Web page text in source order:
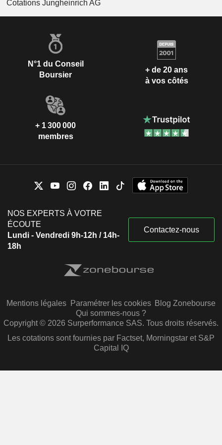
Cotations Jungheinrich AG
N°1 du Conseil
Boursier
+ de 20 ans
à vos côtés
+ 1 300 000
membres
NOS EXPERTS À VOTRE
ÉCOUTE
Lundi - Vendredi 9h-12h / 14h-
18h
Contactez-nous
Mentions légales Paramétrer les cookies Blog Zonebourse
Qui sommes-nous ?
Copyright © 2026 Surperformance SAS. Tous droits réservés.
Les cotations sont fournies par Factset, Morningstar et S&P
Capital IQ